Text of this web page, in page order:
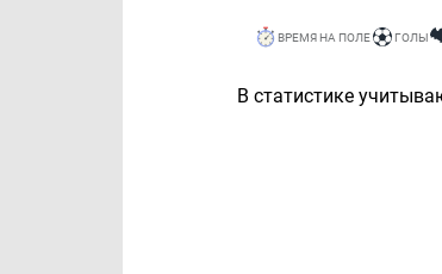
ВРЕМЯ НА ПОЛЕ ГОЛЫ
В статистике